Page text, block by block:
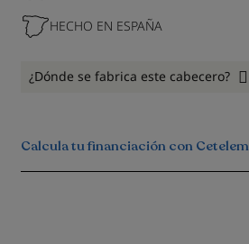
HECHO EN ESPAÑA
¿Dónde se fabrica este cabecero?
Calcula tu financiación con Cetelem